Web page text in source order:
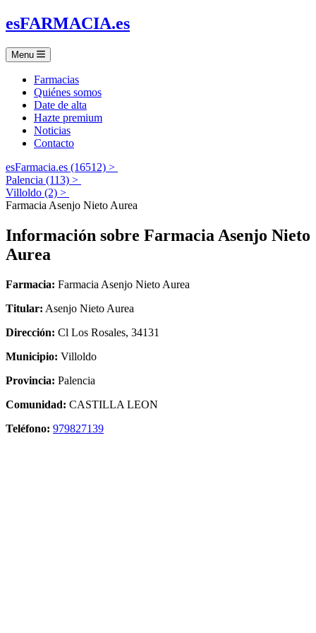
esFARMACIA.es
Menu
Farmacias
Quiénes somos
Date de alta
Hazte premium
Noticias
Contacto
esFarmacia.es (16512) >
Palencia (113) >
Villoldo (2) >
Farmacia Asenjo Nieto Aurea
Información sobre Farmacia Asenjo Nieto
Aurea
Farmacia: Farmacia Asenjo Nieto Aurea
Titular: Asenjo Nieto Aurea
Dirección: Cl Los Rosales, 34131
Municipio: Villoldo
Provincia: Palencia
Comunidad: CASTILLA LEON
Teléfono: 979827139